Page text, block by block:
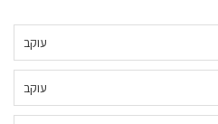
עוקב
עוקב